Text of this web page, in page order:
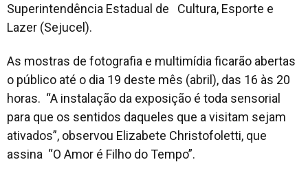
Superintendência Estadual de Cultura, Esporte e
Lazer (Sejucel).
As mostras de fotografia e multimídia ficarão abertas
o público até o dia 19 deste mês (abril), das 16 às 20
horas. “A instalação da exposição é toda sensorial
para que os sentidos daqueles que a visitam sejam
ativados”, observou Elizabete Christofoletti, que
assina “O Amor é Filho do Tempo”.